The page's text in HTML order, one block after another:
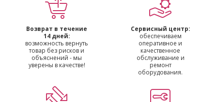
Возврат в течение
14 дней:
возможность вернуть
товар без рисков и
объяснений - мы
уверены в качестве!
Сервисный центр:
обеспечиваем
оперативное и
качественное
обслуживание и
ремонт
оборудования.